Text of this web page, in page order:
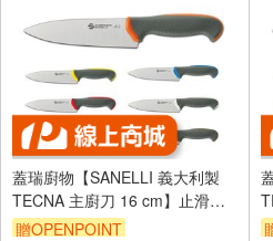
蓋瑞廚物【SANELLI 義大利製
TECNA 主廚刀 16 cm】止滑柄
廚房刀 調理刀 廚刀 主廚刀 西式
贈OPENPOINT